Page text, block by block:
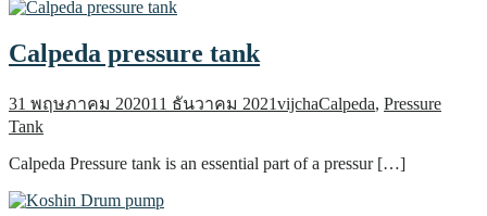
Calpeda pressure tank
31 พฤษภาคม 202011 ธันวาคม 2021vijchaCalpeda, Pressure
Tank
Calpeda Pressure tank is an essential part of a pressur […]